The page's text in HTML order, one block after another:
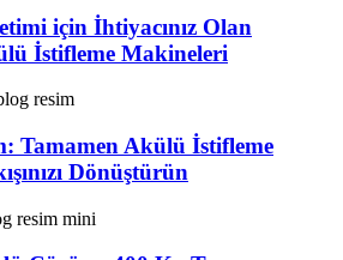
için İhtiyacınız Olan
İstifleme Makineleri
Tamamen Akülü İstifleme
Dönüştürün